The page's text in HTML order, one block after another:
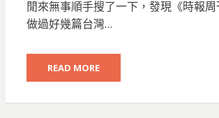
閒來無事順手搜了一下，發現《時報
做過好幾篇台灣…
READ MORE